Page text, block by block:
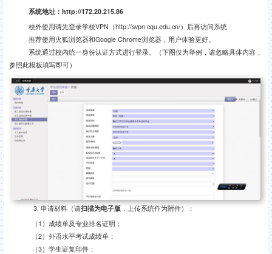
系统地址： http://172.20.215.86
校外使用请先登录学校VPN （http://svpn.cqu.edu.cn/）后再访问系统
推荐使用火狐浏览器和Google Chrome浏览器，用户体验更好。
系统通过校内统一身份认证方式进行登录。（下图仅为举例，请忽略具体内容，
参照此模板填写即可）
3. 申请材料（请扫描为电子版，上传系统作为附件）：
（ 1 ）成绩单及专业排名证明；
（2）外语水平考试成绩单；
（3）学生证复印件；